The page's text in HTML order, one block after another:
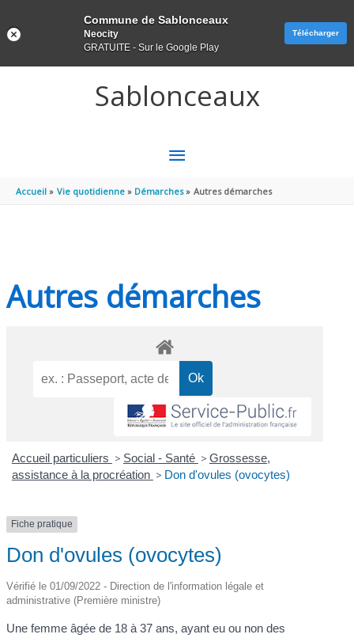
Sablonceaux
MENU
PRINCIPAL
Accueil Vie quotidienne Démarches Autres démarches
Autres démarches
Accueil particuliers > Social - Santé > Grossesse,
assistance à la procréation > Don d'ovules (ovocytes)
Fiche pratique
Don d'ovules (ovocytes)
Vérifié le 01/09/2022 - Direction de l'information légale et
administrative (Première ministre)
Une femme âgée de 18 à 37 ans, ayant eu ou non des
Commune de Sablonceaux
Neocity
GRATUITE - Sur le Google Play
Télécharger